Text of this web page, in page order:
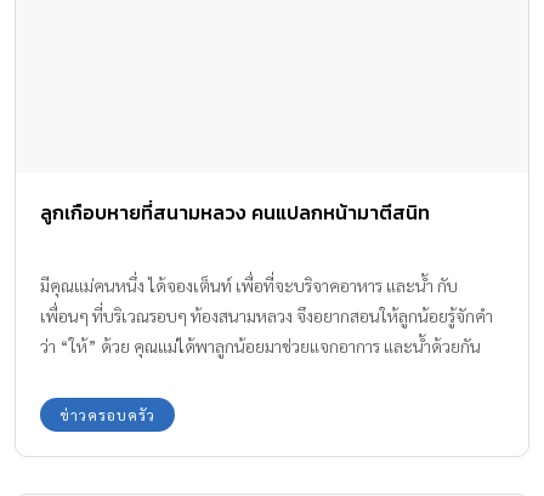
ลูกเกือบหายที่สนามหลวง คนแปลกหน้ามาตีสนิท
มีคุณแม่คนหนึ่ง ได้จองเต็นท์ เพื่อที่จะบริจาคอาหาร และน้ำ กับ
เพื่อนๆ ที่บริเวณรอบๆ ท้องสนามหลวง จึงอยากสอนให้ลูกน้อยรู้จักคำ
ว่า “ให้” ด้วย คุณแม่ได้พาลูกน้อยมาช่วยแจกอาการ และน้ำด้วยกัน
สนิทข่าวครอบครัว